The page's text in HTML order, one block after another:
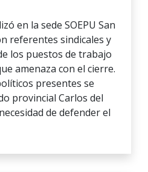
en la sede SOEPU San
referentes sindicales y
los puestos de trabajo
amenaza con el cierre.
presentes se
provincial Carlos del
de defender el